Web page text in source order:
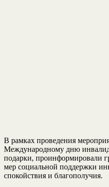
В рамках проведения
Международному дню
подарки, проинформировали
мер социальной поддержки
спокойствия и благополучия.